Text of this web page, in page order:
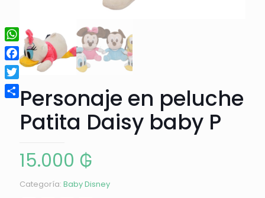
Personaje en peluche
Patita Daisy baby P
15.000 ₲
Categoría: Baby Disney
WhatsApp
Facebook
Twitter
Compartir